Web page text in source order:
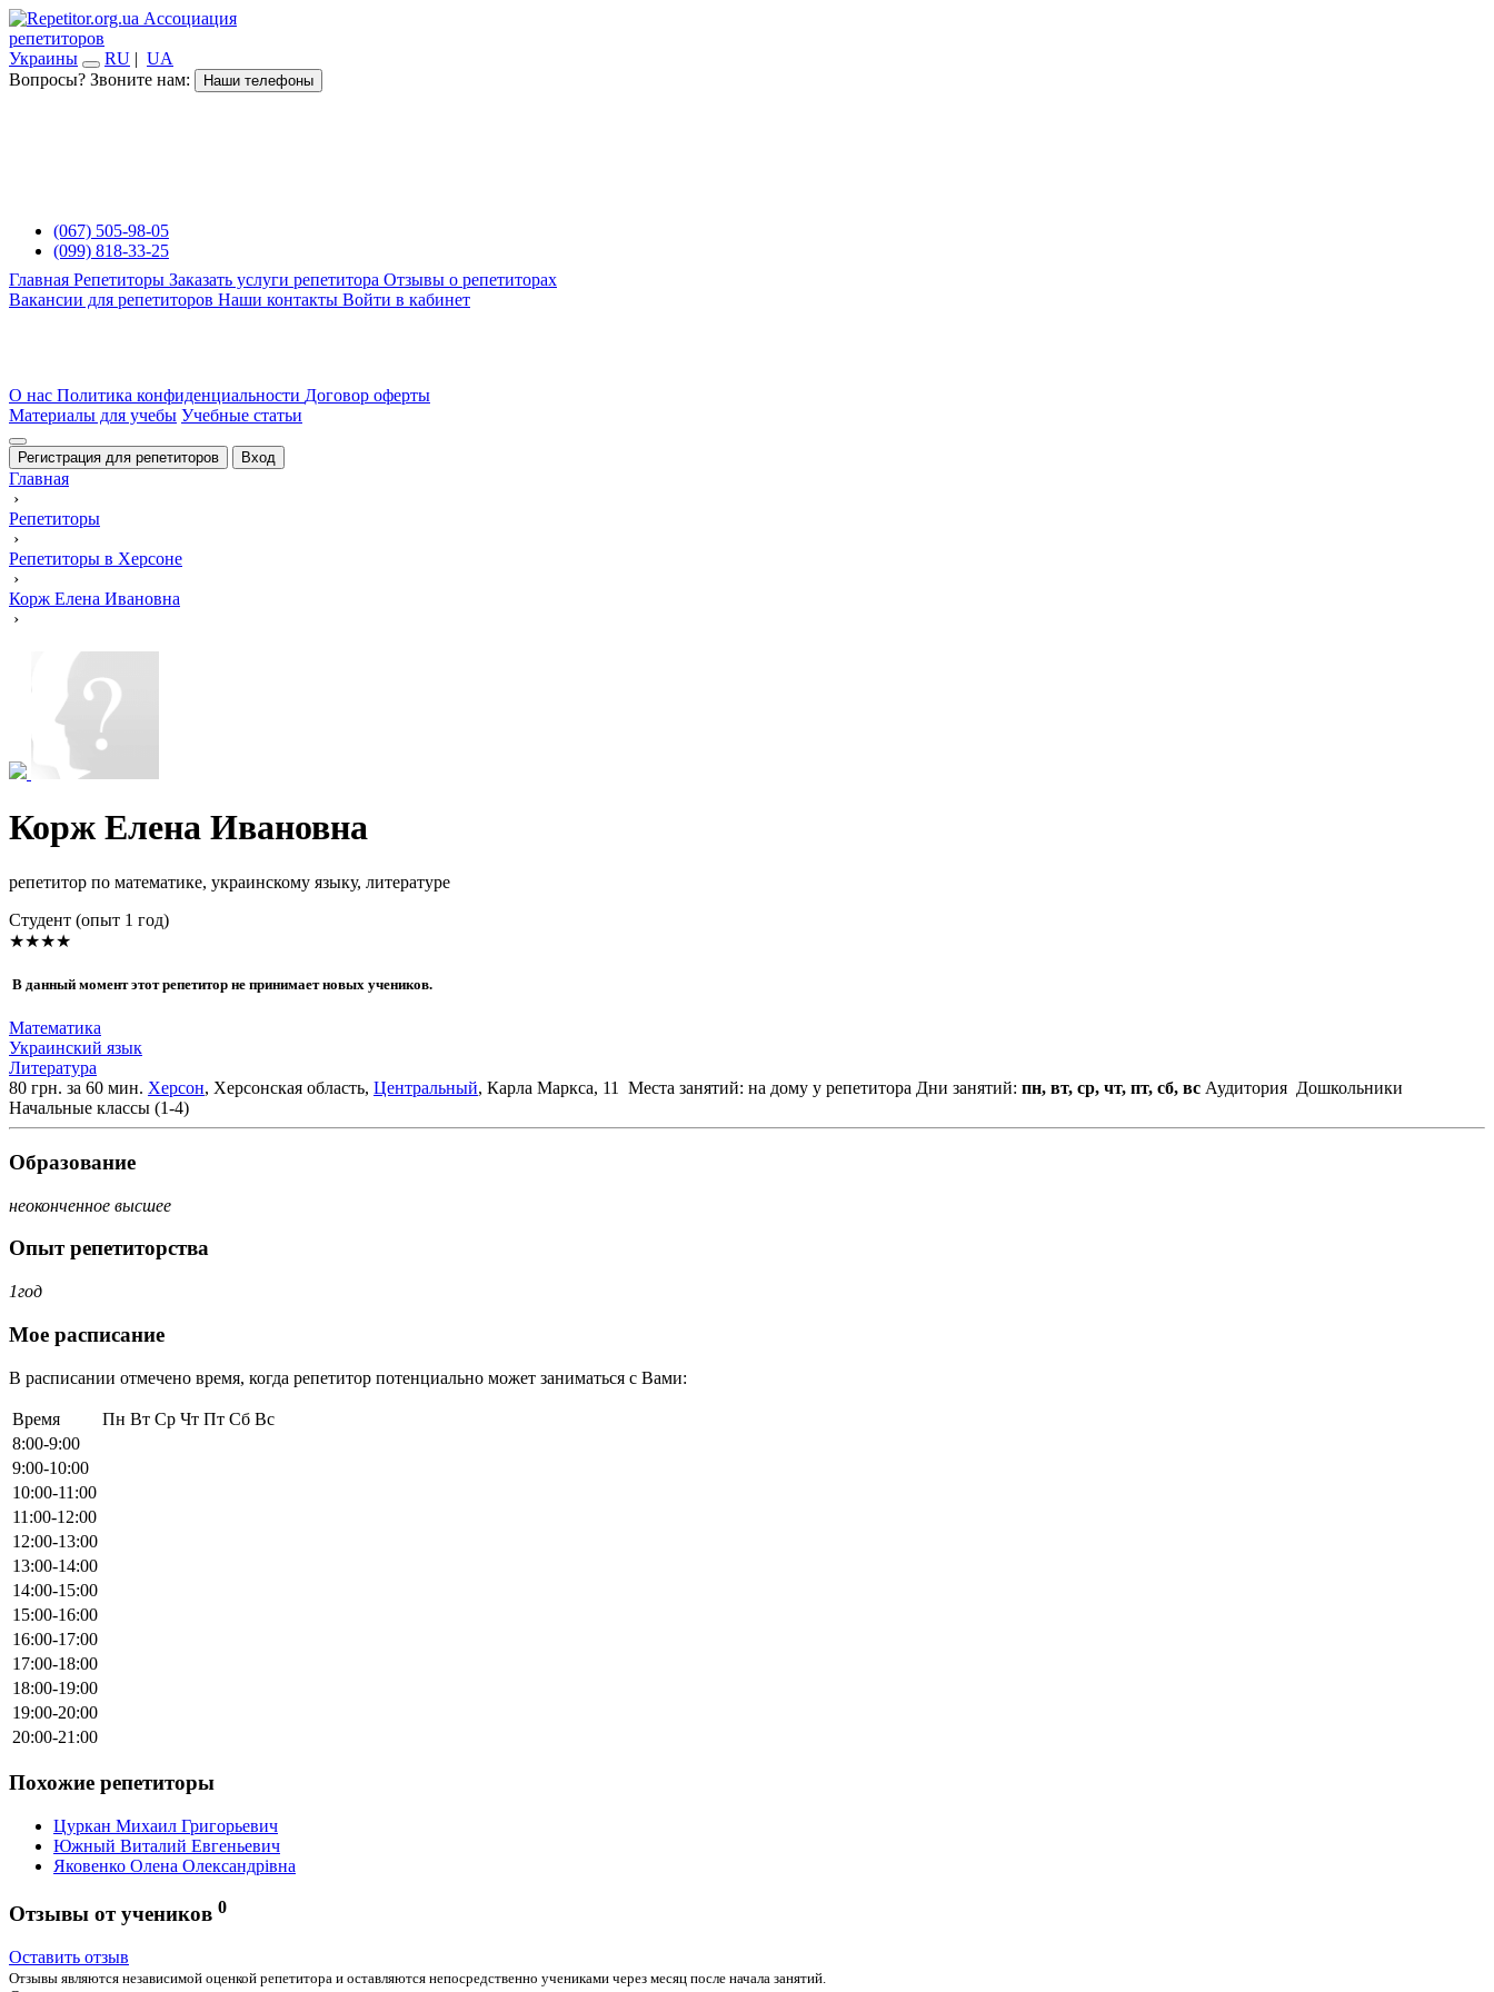
Ассоциация
репетиторов
Украины
RU | UA
Вопросы? Звоните нам:
Наши телефоны
(067) 505-98-05
(099) 818-33-25
Главная Репетиторы Заказать услуги репетитора Отзывы о репетиторах
Вакансии для репетиторов Наши контакты Войти в кабинет
О нас Политика конфиденциальности Договор оферты
Материалы для учебы Учебные статьи
Регистрация для репетиторов Вход
Главная
›
Репетиторы
›
Репетиторы в Херсоне
›
Корж Елена Ивановна
›
Корж Елена Ивановна
репетитор по математике, украинскому языку, литературе
Cтудент (опыт 1 год)
★★★★
В данный момент этот репетитор не принимает новых учеников.
Математика
Украинский язык
Литература
80 грн. за 60 мин. Херсон, Херсонская область, Центральный, Карла Маркса, 11 Места занятий: на дому у репетитора Дни занятий: пн, вт, ср, чт, пт, сб, вс Аудитория Дошкольники
Начальные классы (1-4)
Образование
неоконченное высшее
Опыт репетиторства
1год
Мое расписание
В расписании отмечено время, когда репетитор потенциально может заниматься с Вами:
Время Пн Вт Ср Чт Пт Сб Вс
8:00-9:00
9:00-10:00
10:00-11:00
11:00-12:00
12:00-13:00
13:00-14:00
14:00-15:00
15:00-16:00
16:00-17:00
17:00-18:00
18:00-19:00
19:00-20:00
20:00-21:00
Похожие репетиторы
Цуркан Михаил Григорьевич
Южный Виталий Евгеньевич
Яковенко Олена Олександрівна
Отзывы от учеников 0
Оставить отзыв
Отзывы являются независимой оценкой репетитора и оставляются непосредственно учениками через месяц после начала занятий.